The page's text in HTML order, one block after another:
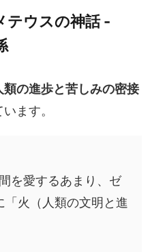
テウスの神話 -
類の進歩と苦しみの密接
ます。
を愛するあまり、ゼ
「火（人類の文明と進